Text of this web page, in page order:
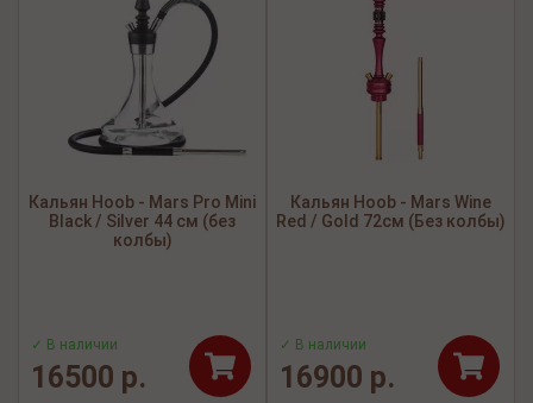
Кальян Hoob - Mars Pro Mini
Black / Silver 44 см (без
колбы)
✓ В наличии
16500 р.
Кальян Hoob - Mars Wine
Red / Gold 72см (Без колбы)
✓ В наличии
16900 р.